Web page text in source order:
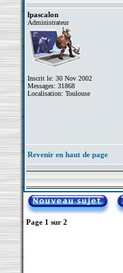
lpascalon
Administrateur
Inscrit le: 30 Nov 2002
Messages: 31868
Localisation: Toulouse
Revenir en haut de page
Page 1 sur 2